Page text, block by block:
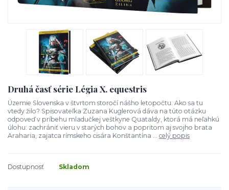
Druhá časť série Légia X. equestris
Územie Slovenska v štvrtom storočí nášho letopočtu. Ako sa tu
vtedy žilo? Spisovateľka Zuzana Kuglerová dáva na túto otázku
odpoveď v príbehu mladučkej veštkyne Quataldy, ktorá má neľahkú
úlohu: zachrániť vieru v starých bohov a popritom aj svojho brata
Araharia, zajatca rímskeho cisára Konštantína ... celý popis
Dostupnosť Skladom